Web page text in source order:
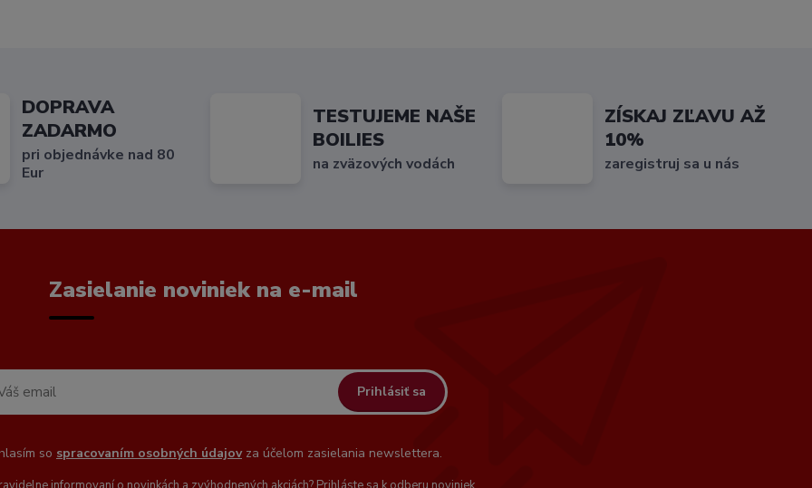
DOPRAVA
ZADARMO
pri objednávke nad 80
Eur
TESTUJEME NAŠE
BOILIES
na zväzových vodách
ZÍSKAJ ZĽAVU AŽ
10%
zaregistruj sa u nás
Zasielanie noviniek na e-mail
Prihlásiť sa
so spracovaním osobných údajovza účelom zasielania newslettera.